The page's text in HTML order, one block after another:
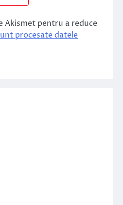
Akismet pentru a reduce
procesate datele